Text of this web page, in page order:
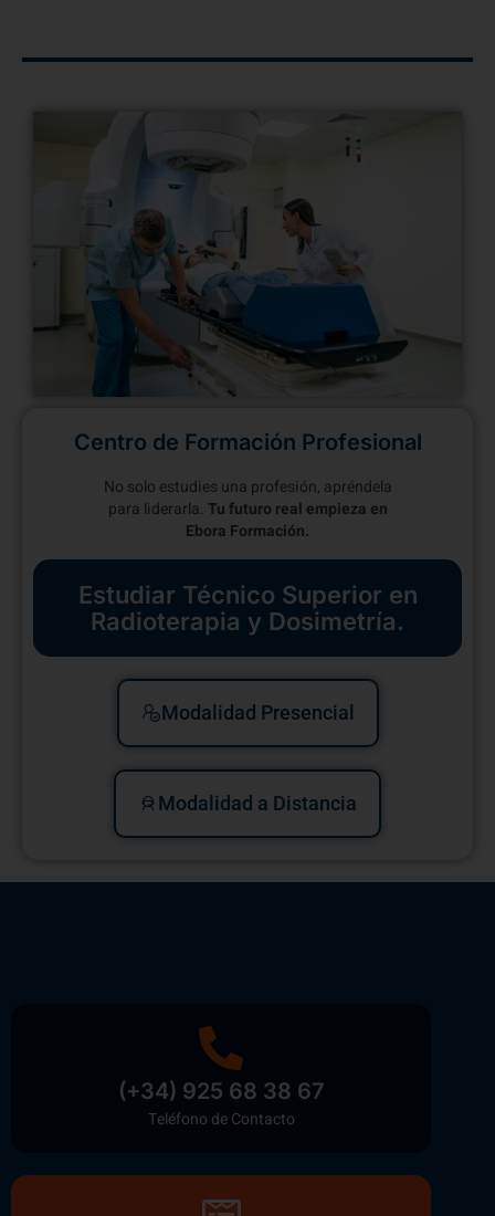
Centro de Formación Profesional
No solo estudies una profesión, apréndela
para liderarla. Tu futuro real empieza en
Ebora Formación.
Estudiar Técnico Superior en
Radioterapia y Dosimetría.
Modalidad Presencial
Modalidad a Distancia
(+34) 925 68 38 67
Teléfono de Contacto